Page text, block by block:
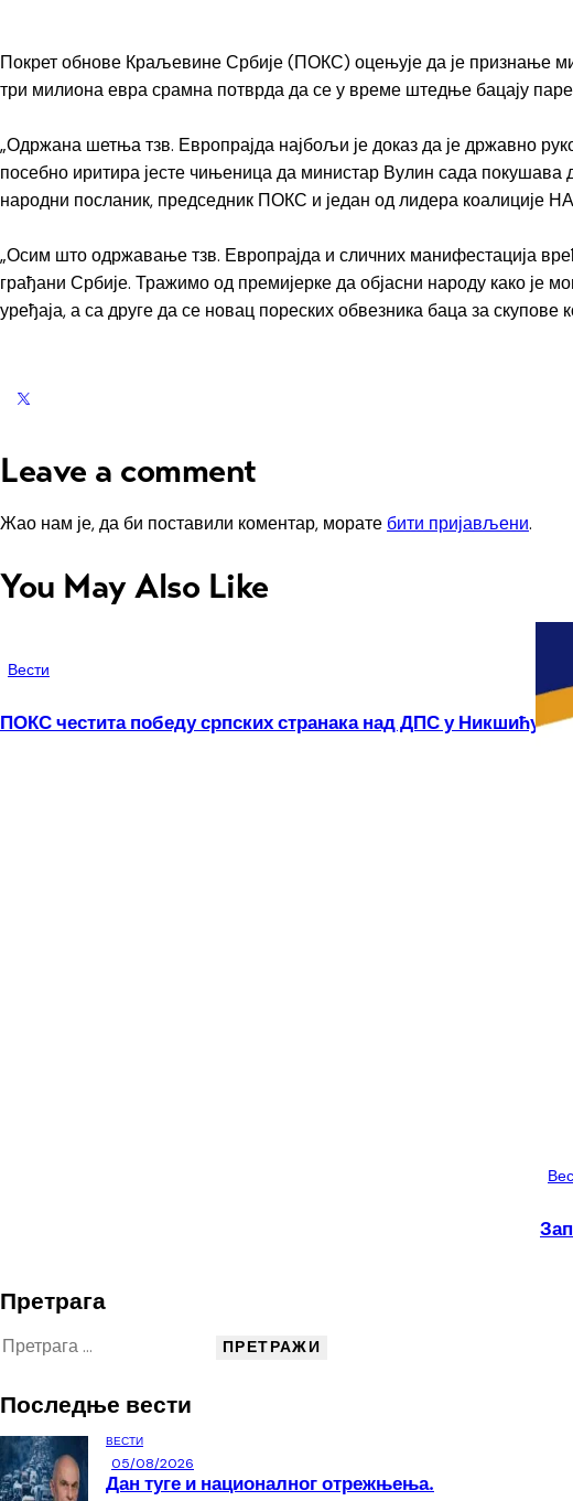
Покрет обнове Краљевине Србије (ПОКС) оцењује да је признање
три милиона евра срамна потврда да се у време штедње бацају
„Одржана шетња тзв. Европрајда најбољи је доказ да је државно
посебно иритира јесте чињеница да министар Вулин сада покушава
народни посланик, председник ПОКС и један од лидера коалиције
„Осим што одржавање тзв. Европрајда и сличних манифестација
грађани Србије. Тражимо од премијерке да објасни народу како је
уређаја, а са друге да се новац пореских обвезника баца за
Leave a comment
Жао нам је, да би поставили коментар, морате бити пријављени.
You May Also Like
Вести
ПОКС честита победу српских странака над ДПС у Никшићу
Претрага
Последње вести
ВЕСТИ
05/08/2026
Дан туге и националног отрежњења.